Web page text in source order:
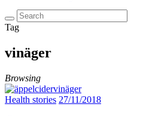
Tag
vinäger
Browsing
Health stories 27/11/2018